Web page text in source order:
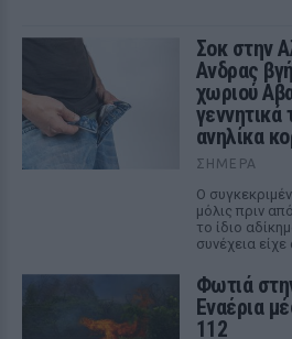
Σοκ στην
Ανδρας
χωριού
γεννητικά
ανηλίκα
ΣΉΜΕΡΑ
Ο
μόλις πριν
το ίδιο
συνέχεια
Φωτιά
Εναέρια
112